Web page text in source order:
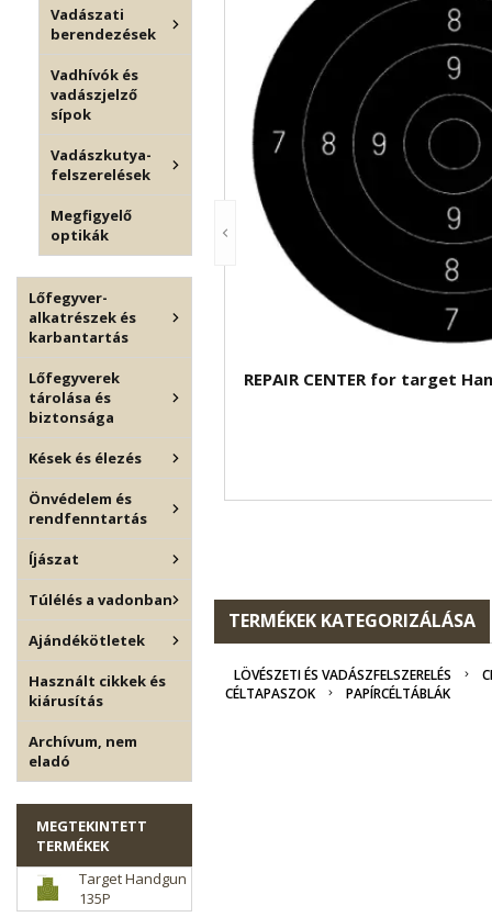
Vadászati
berendezések
Vadhívók és
vadászjelző
sípok
Vadászkutya-
felszerelések
Megfigyelő
optikák
Lőfegyver-
alkatrészek és
karbantartás
Lőfegyverek
tárolása és
biztonsága
Kések és élezés
Önvédelem és
rendfenntartás
Íjászat
Túlélés a vadonban
Ajándékötletek
Használt cikkek és
kiárusítás
Archívum, nem
eladó
MEGTEKINTETT
TERMÉKEK
Target Handgun
135P
REPAIR CENTER for target
TERMÉKEK KATEGORIZÁLÁSA
LÖVÉSZETI ÉS VADÁSZFELSZERELÉS
CÉLTAPASZOK
PAPÍRCÉLTÁBLÁK